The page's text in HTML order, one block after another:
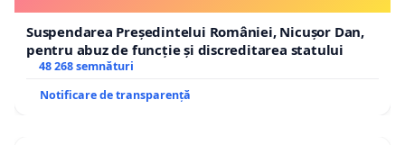
Suspendarea Președintelui României, Nicușor Dan,
pentru abuz de funcție și discreditarea statului
48 268 semnături
Notificare de transparență